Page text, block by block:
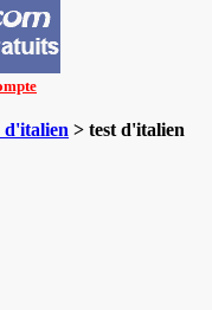
d'italien > test d'italien